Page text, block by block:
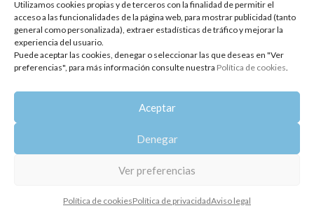
Utilizamos cookies propias y de terceros con la finalidad de permitir el
acceso a las funcionalidades de la página web, para mostrar publicidad (tanto
general como personalizada), extraer estadísticas de tráfico y mejorar la
experiencia del usuario.
Puede aceptar las cookies, denegar o seleccionar las que deseas en "Ver
preferencias", para más información consulte nuestra Política de cookies.
Aceptar
Denegar
Ver preferencias
Política de cookiesPolítica de privacidadAviso legal
Copyright 2014-2025Oshadhi España